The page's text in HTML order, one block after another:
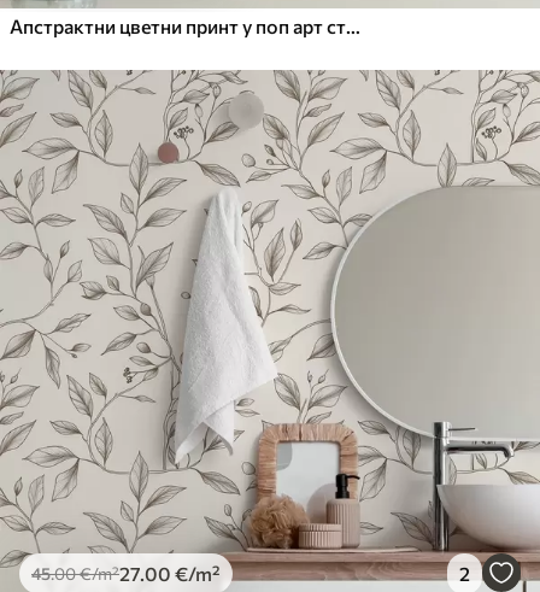
Апстрактни цветни принт у поп арт стилу
45.00€/m²27.00 €/m² 2